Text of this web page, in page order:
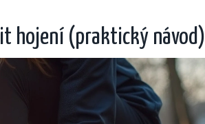
hojení (praktický návod)